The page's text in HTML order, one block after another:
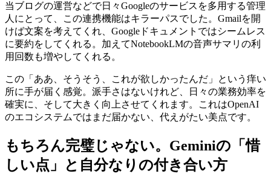
当ブログの運営などで日々Googleのサービスを多用する管理
人にとって、この連携機能はキラーパスでした。Gmailを開
けば文案を考えてくれ、Googleドキュメントではシームレス
に要約をしてくれる。加えてNotebookLMの音声サマリの利
用回数も増やしてくれる。
この「ああ、そうそう、これが欲しかったんだ」という痒い
所に手が届く感覚。派手さはないけれど、日々の業務効率を
確実に、そして大きく向上させてくれます。これはOpenAI
のエコシステムではまだ届かない、代えがたい美点です。
もちろん完璧じゃない。Geminiの「惜
しい点」と自分なりの付き合い方